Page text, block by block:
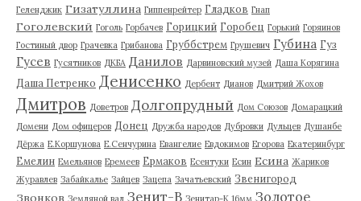
Геленджик Гизатуллина Гиппенрейтер Гладков Гнап
Гоголевский Гоголь Горбачев Горицкий Горобец Горький Горяинов
Гостиный двор Грачевка Грибанова Груббстрем Грушевич Губина Гуз
Гусев Гусятников ДКБА Данилов Дарвиновский музей Даша Корягина
Даша Петренко Денисенко Дербент Дианов Дмитрий Жохов
Дмитров Доветров Долгопрудный Дом Союзов Домарацкий
Домени Дом офицеров Донец Дружба народов Дубровки Дульцев Душанбе
Дёржа Е.Коршунова Е.Сенчурина Евангелие Евдокимов Егорова Екатеринбург
Емелин Емельянов Еремеев Ермаков Есентуки Есин Есина Жариков
Журавлев Забайкалье Зайцев Зацепа Зачатьевский Звенигород
Звонков Земляной вал Зенит-В Зенитар-К 16мм Золотое